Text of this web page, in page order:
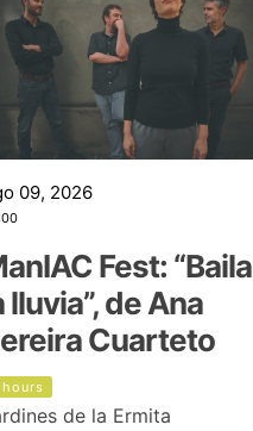
09, 2026
Fest: “Baila
lluvia”, de Ana
Cuarteto
hours
de la Ermita